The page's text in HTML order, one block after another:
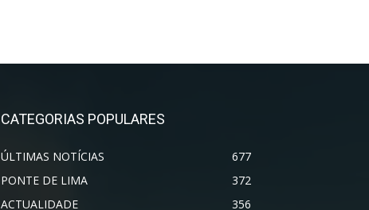
CATEGORIAS POPULARES
ÚLTIMAS NOTÍCIAS
677
PONTE DE LIMA
372
ACTUALIDADE
356